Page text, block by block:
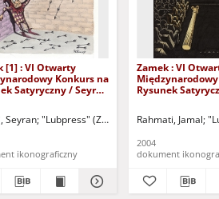
Klasztorna 14, 67-120 Kożuchów, tel. (068)
"Zamek" (Kożuchów). (ul. Klasztorna 14,
[1] : VI Otwarty
Konkurs na
Satyryczny / Seyran
Seyran "Lubpress" (Zielona Góra)
ikonograficzny
Zamek : VI
Rysunek
Rahmati, Jamal
2004
dokument